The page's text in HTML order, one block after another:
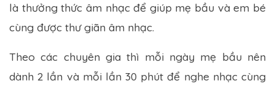
là thưởng thức âm nhạc để giúp mẹ bầu và em bé
cùng được thư giãn âm nhạc.
Theo các chuyên gia thì mỗi ngày mẹ bầu nên
dành 2 lần và mỗi lần 30 phút để nghe nhạc cùng